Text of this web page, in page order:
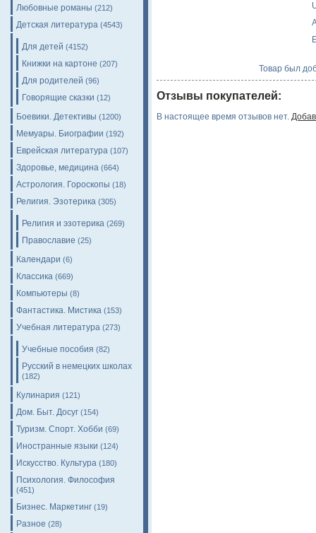
Любовные романы (212)
Детская литература (4543)
Для детей (4152)
Книжки на картоне (207)
Для родителей (96)
Говорящие сказки (12)
Боевики. Детективы (1200)
Мемуары. Биографии (192)
Еврейская литература (107)
Здоровье, медицина (664)
Астрология. Гороскопы (18)
Религия. Эзотерика (305)
Религия и эзотерика (269)
Православие (25)
Календари (6)
Классика (669)
Компьютеры (8)
Фантастика. Мистика (153)
Учебная литература (273)
Учебные пособия (82)
Русский в немецких школах
(182)
Кулинария (121)
Дом. Быт. Досуг (154)
Туризм. Спорт. Хобби (69)
Иностранные языки (124)
Искусство. Культура (180)
Психология. Философия
(451)
Бизнес. Маркетинг (19)
Разное (28)
Товар был
Отзывы покупателей:
В настоящее время отзывов нет.